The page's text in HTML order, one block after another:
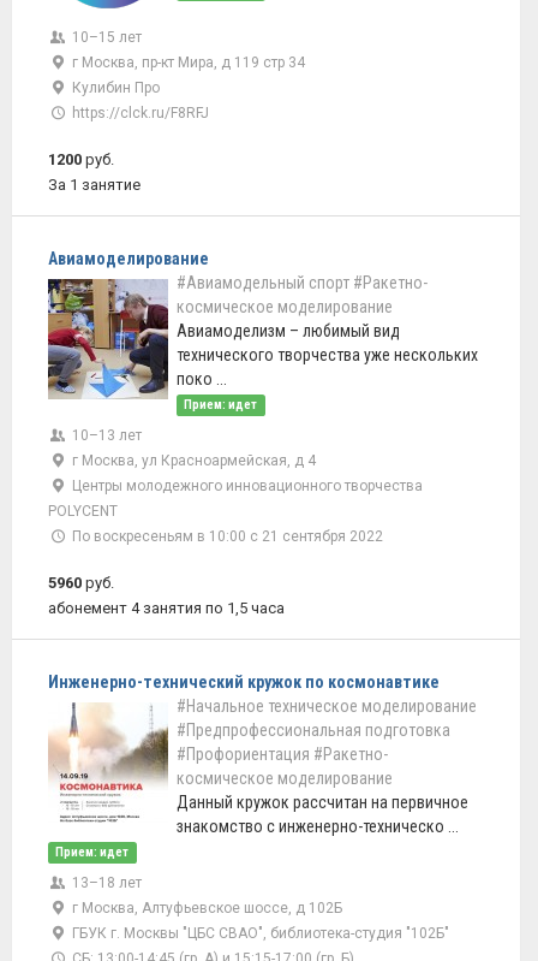
10–15 лет
г Москва, пр-кт Мира, д 119 стр 34
Кулибин Про
https://clck.ru/F8RFJ
1200 руб.
За 1 занятие
Авиамоделирование
#Авиамодельный спорт #Ракетно-
космическое моделирование
Авиамоделизм – любимый вид
технического творчества уже нескольких
поко ...
Прием: идет
10–13 лет
г Москва, ул Красноармейская, д 4
Центры молодежного инновационного творчества
POLYCENT
По воскресеньям в 10:00 с 21 сентября 2022
5960 руб.
абонемент 4 занятия по 1,5 часа
Инженерно-технический кружок по космонавтике
#Начальное техническое моделирование
#Предпрофессиональная подготовка
#Профориентация #Ракетно-
космическое моделирование
Данный кружок рассчитан на первичное
знакомство с инженерно-техническо ...
Прием: идет
13–18 лет
г Москва, Алтуфьевское шоссе, д 102Б
ГБУК г. Москвы "ЦБС СВАО", библиотека-студия "102Б"